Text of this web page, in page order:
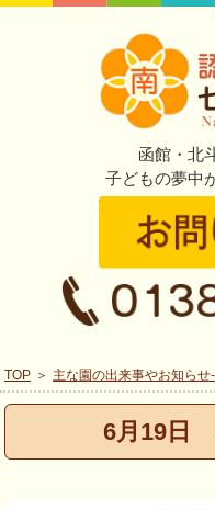
函館・北
子どもの夢中
TOP 主な園の出来事やお知らせ-
6月19日